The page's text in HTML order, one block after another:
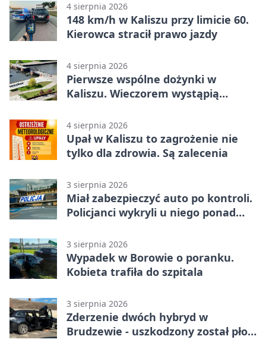
4 sierpnia 2026
148 km/h w Kaliszu przy limicie 60.
Kierowca stracił prawo jazdy
4 sierpnia 2026
Pierwsze wspólne dożynki w
Kaliszu. Wieczorem wystąpią
4 sierpnia 2026
Upał w Kaliszu to zagrożenie nie
tylko dla zdrowia. Są zalecenia
3 sierpnia 2026
Miał zabezpieczyć auto po kontroli.
Policjanci wykryli u niego ponad
3 sierpnia 2026
Wypadek w Borowie o poranku.
Kobieta trafiła do szpitala
3 sierpnia 2026
Zderzenie dwóch hybryd w
Brudzewie - uszkodzony został płot